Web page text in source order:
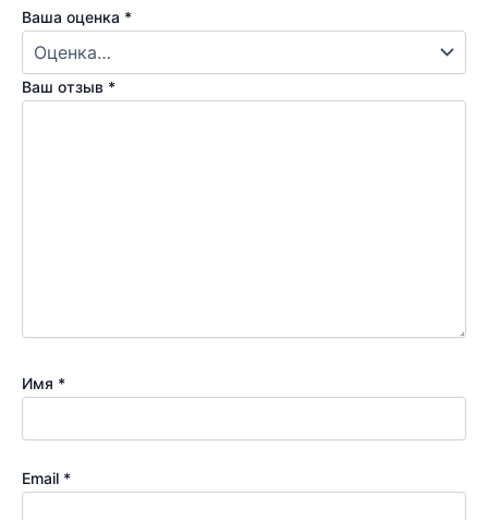
Ваша оценка *
Ваш отзыв *
Имя *
Email *